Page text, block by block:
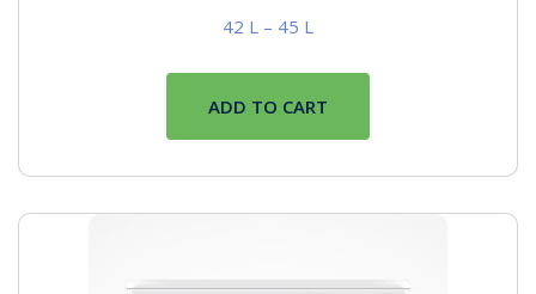
42 L – 45 L
ADD TO CART